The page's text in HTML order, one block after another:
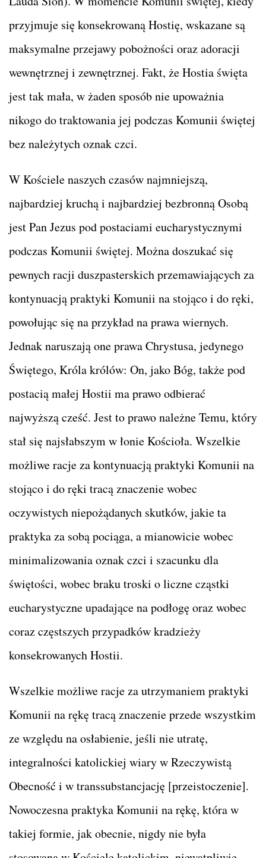
przyjmuje się konsekrowaną Hostię, wskazane są
maksymalne przejawy pobożności oraz adoracji
wewnętrznej i zewnętrznej. Fakt, że Hostia święta
jest tak mała, w żaden sposób nie upoważnia
nikogo do traktowania jej podczas Komunii świętej
bez należytych oznak czci.
W Kościele naszych czasów najmniejszą,
najbardziej kruchą i najbardziej bezbronną Osobą
jest Pan Jezus pod postaciami eucharystycznymi
podczas Komunii świętej. Można doszukać się
pewnych racji duszpasterskich przemawiających za
kontynuacją praktyki Komunii na stojąco i do ręki,
powołując się na przykład na prawa wiernych.
Jednak naruszają one prawa Chrystusa, jedynego
Świętego, Króla królów: On, jako Bóg, także pod
postacią małej Hostii ma prawo odbierać
najwyższą cześć. Jest to prawo należne Temu, który
stał się najsłabszym w łonie Kościoła. Wszelkie
możliwe racje za kontynuacją praktyki Komunii na
stojąco i do ręki tracą znaczenie wobec
oczywistych niepożądanych skutków, jakie ta
praktyka za sobą pociąga, a mianowicie wobec
minimalizowania oznak czci i szacunku dla
świętości, wobec braku troski o liczne cząstki
eucharystyczne upadające na podłogę oraz wobec
coraz częstszych przypadków kradzieży
konsekrowanych Hostii.
Wszelkie możliwe racje za utrzymaniem praktyki
Komunii na rękę tracą znaczenie przede wszystkim
ze względu na osłabienie, jeśli nie utratę,
integralności katolickiej wiary w Rzeczywistą
Obecność i w transsubstancjację [przeistoczenie].
Nowoczesna praktyka Komunii na rękę, która w
takiej formie, jak obecnie, nigdy nie była